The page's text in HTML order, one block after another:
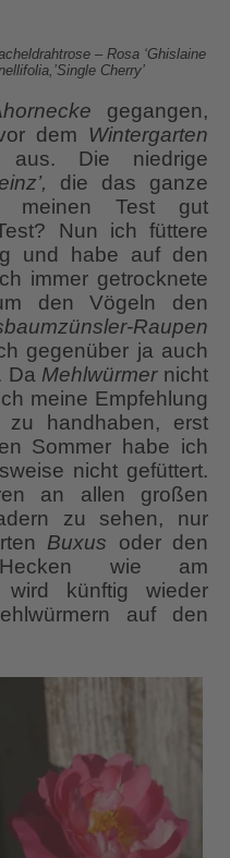
– Rosa ‘Ghislaine
Cherry’
gegangen,
dem Wintergarten
Die niedrige
die das ganze
meinen Test gut
Nun ich füttere
und habe auf den
immer getrocknete
den Vögeln den
Raupen
gegenüber ja auch
Da Mehlwürmernicht
meine Empfehlung
handhaben, erst
Sommer habe ich
nicht gefüttert.
an allen großen
zu sehen, nur
Buxus oder den
wie am
künftig wieder
auf den